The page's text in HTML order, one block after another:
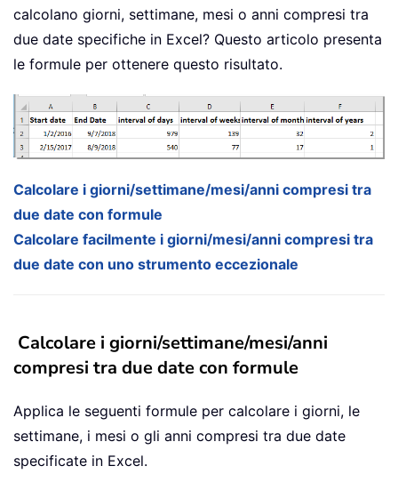
calcolano giorni, settimane, mesi o anni compresi tra
due date specifiche in Excel? Questo articolo presenta
le formule per ottenere questo risultato.
Calcolare i giorni/settimane/mesi/anni compresi tra
due date con formule
Calcolare facilmente i giorni/mesi/anni compresi tra
due date con uno strumento eccezionale
Calcolare i giorni/settimane/mesi/anni
compresi tra due date con formule
Applica le seguenti formule per calcolare i giorni, le
settimane, i mesi o gli anni compresi tra due date
specificate in Excel.